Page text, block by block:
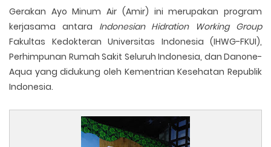
Gerakan Ayo Minum Air (Amir) ini merupakan program
kerjasama antara Indonesian Hidration Working Group
Fakultas Kedokteran Universitas Indonesia (IHWG-FKUI),
Perhimpunan Rumah Sakit Seluruh Indonesia, dan Danone-
Aqua yang didukung oleh Kementrian Kesehatan Republik
Indonesia.